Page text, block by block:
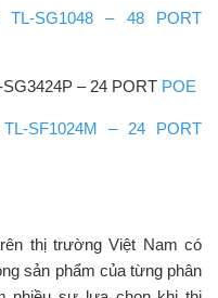
TL-SG1048 – 48 PORT
– 24 PORT POE
SF1024M – 24 PORT
thị trường Việt Nam có
sản phẩm của từng phân